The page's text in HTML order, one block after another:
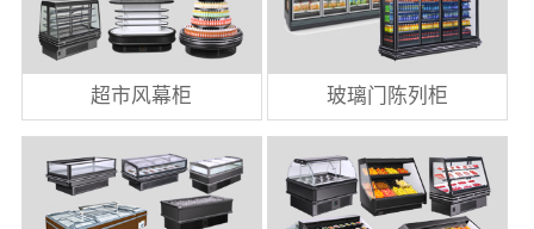
超市风幕柜 玻璃门陈列柜